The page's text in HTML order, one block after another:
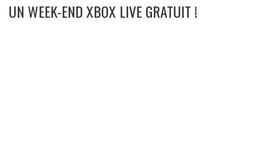
UN WEEK-END XBOX LIVE GRATUIT !